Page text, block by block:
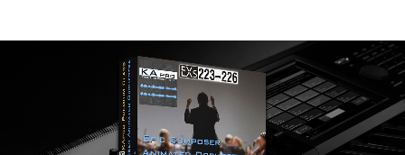
Soporte
Localizador de Tiendas